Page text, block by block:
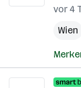
vor 4
Wien